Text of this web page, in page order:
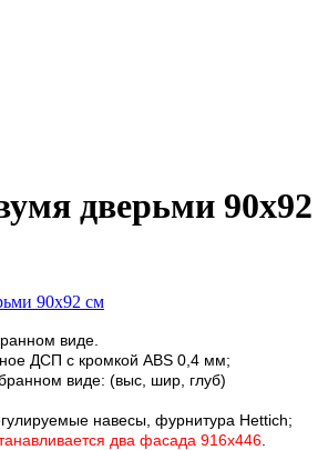
дверьми 90х92
виде.
ДСП с кромкой АВS 0,4 мм;
виде: (выс, шир, глуб)
навесы, фурнитура Hettich;
два фасада 916х446